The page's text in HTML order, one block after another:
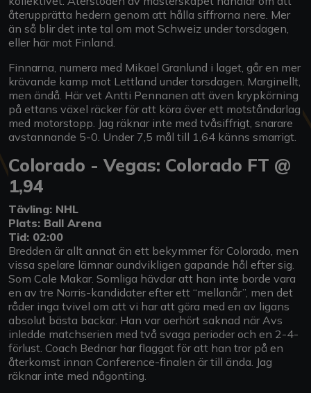
återupprätta hedern genom att hålla siffrorna nere. Mer
än så blir det inte tal om mot Schweiz under torsdagen,
eller här mot Finland.
Finnarna, numera med Mikael Granlund i laget, går en mer
krävande kamp mot Lettland under torsdagen. Marginellt,
men ändå. Här vet Antti Pennanen att även krypkörning
på ettans växel räcker för att köra över ett motståndarlag
med motorstopp. Jag räknar inte med tvåsiffrigt, snarare
avstannande 5-0. Under 7,5 mål till 1,64 känns smarrigt.
Colorado - Vegas: Colorado FT @
1,94
Tävling: NHL
Plats: Ball Arena
Tid: 02:00
Bredden är allt annat än ett bekymmer för Colorado, men
vissa spelare lämnar oundvikligen gapande hål efter sig.
Som Cale Makar. Somliga hävdar att han inte borde vara
en av tre Norris-kandidater efter ett “mellanår”, men det
råder inga tvivel om att vi har att göra med en av ligans
absolut bästa backar. Han var oerhört saknad när Avs
inledde matchserien med två svaga perioder och en 2-4-
förlust. Coach Bednar har flaggat för att han tror på en
återkomst innan Conference-finalen är till ända. Jag
räknar inte med någonting.